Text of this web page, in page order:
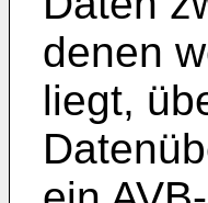
denen
liegt,